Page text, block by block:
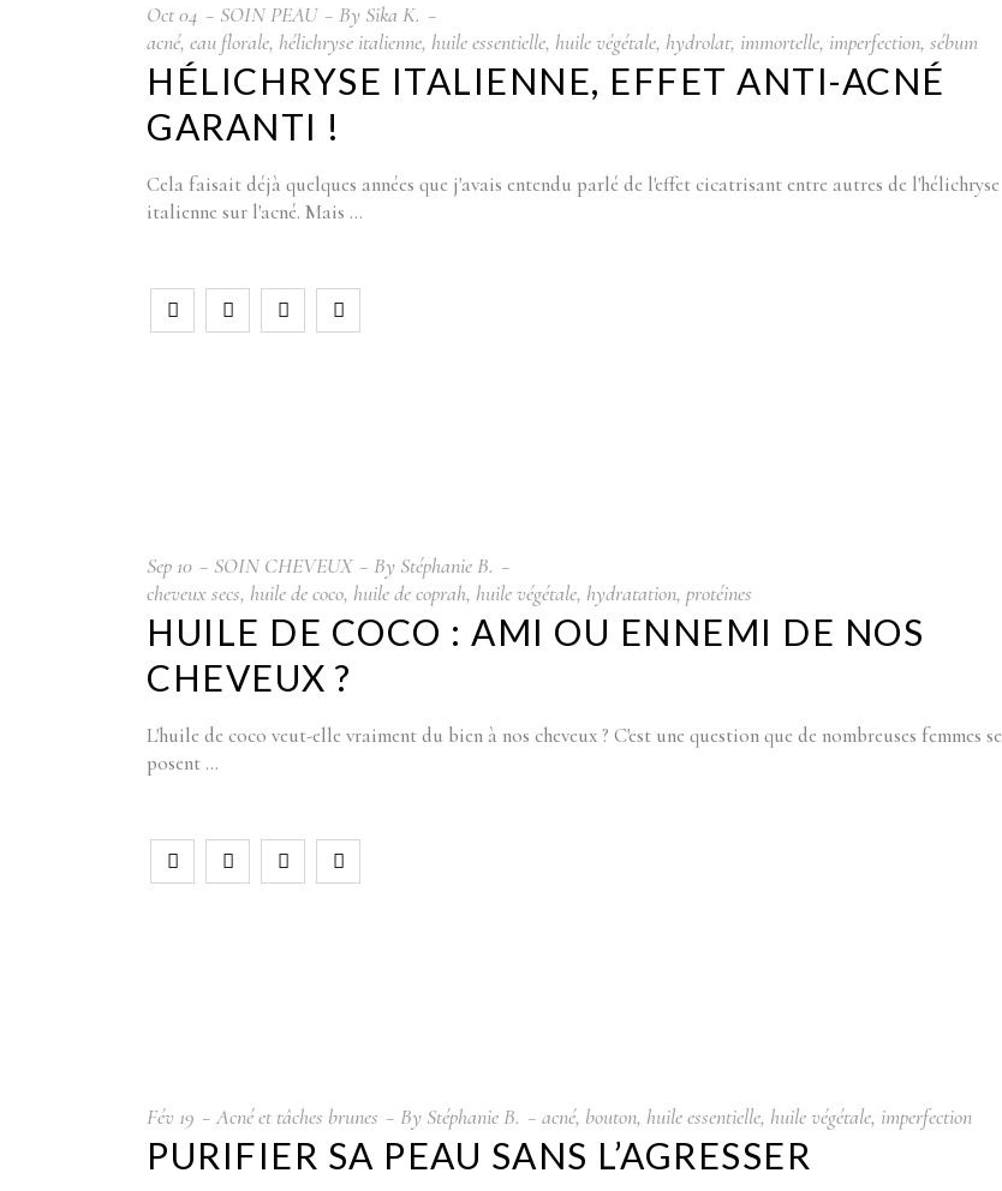
Oct04 SOIN PEAU By Sika K.
acné, eau florale, hélichryse italienne, huile essentielle, huile végétale, hydrolat, immortelle, imperfection, sébum
HÉLICHRYSE ITALIENNE, EFFET ANTI-ACNÉ
GARANTI !
Cela faisait déjà quelques années que j'avais entendu parlé de l'effet cicatrisant entre autres de l'hélichryse
italienne sur l'acné. Mais
Sep 10 SOIN CHEVEUX By Stéphanie B.
cheveux secs, huile de coco, huile de coprah, huile végétale, hydratation, protéines
HUILE DE COCO : AMI OU ENNEMI DE NOS
CHEVEUX ?
L'huile de coco veut-elle vraiment du bien à nos cheveux ? C'est une question que de nombreuses femmes se
posent
Fév 19 Acné et tâches brunes By Stéphanie B. acné, bouton, huile essentielle, huile végétale, imperfection
PURIFIER SA PEAU SANS L’AGRESSER